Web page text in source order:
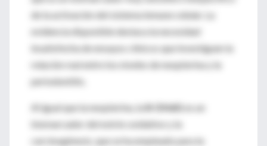
de la activación del sistema inmune celular. La
evidencia disponible destaca la necesidad
insatisfecha de ensayos clínicos que investiguen la
relación real entre los niveles de neopterina y la
periodontitis.
Al igual que la neopterina, la8-OHdGes un
biomarcador del estrés oxidativo y la
carcinogénesis, que se ha empleado para la